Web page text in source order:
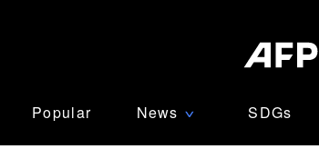
Popular News ∨ SDGs